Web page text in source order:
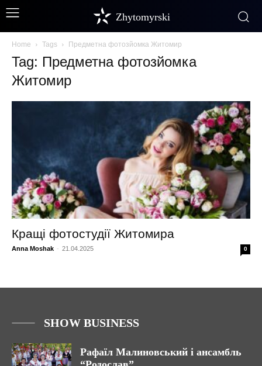
Zhytomyrski
Home Tags Предметна фотозйомка Житомир
Tag: Предметна фотозйомка
Житомир
Кращі фотостудії Житомира
Anna Moshak - 21.04.2025 0
SHOW BUSINESS
Рафаїл Малиновський і ансамбль